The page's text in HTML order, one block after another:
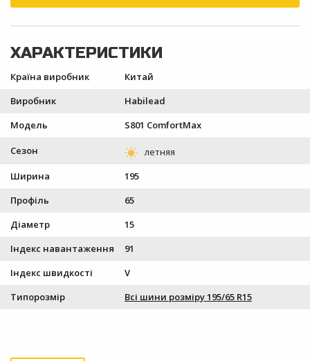
Країна виробник
Китай
Виробник
Habilead
Модель
S801 ComfortMax
Сезон
Ширина
195
Профіль
65
Діаметр
15
Індекс навантаження
91
Індекс швидкості
V
Типорозмір
Всі шини розміру 195/65 R15